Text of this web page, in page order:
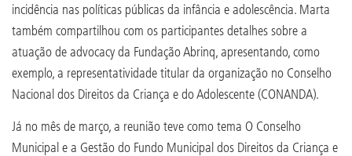
incidência nas políticas públicas da infância e adolescência. Marta
também compartilhou com os participantes detalhes sobre a
atuação de advocacy da Fundação Abrinq, apresentando, como
exemplo, a representatividade titular da organização no Conselho
Nacional dos Direitos da Criança e do Adolescente (CONANDA).
Já no mês de março, a reunião teve como tema O Conselho
Municipal e a Gestão do Fundo Municipal dos Direitos da Criança e